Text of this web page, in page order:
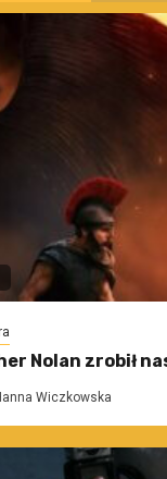
Nolan zrobił
Wiczkowska